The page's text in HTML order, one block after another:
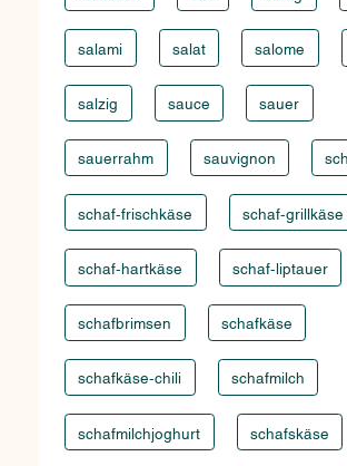
salami salat salome
salzig sauce sauer
sauerrahm sauvignon
schaf-frischkäse schaf-grillkäse
schaf-hartkäse schaf-liptauer
schafbrimsen schafkäse
schafkäse-chili schafmilch
schafmilchjoghurt schafskäse